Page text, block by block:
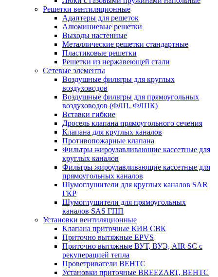
Решетки вентиляционные
Адаптеры для решеток
Алюминиевые решетки
Выходы настенные
Металлические решетки стандартные
Пластиковые решетки
Решетки из нержавеющей стали
Сетевые элементы
Воздушные фильтры для круглых
воздуховодов
Воздушные фильтры для прямоугольных
воздуховодов (ФЛП, ФЛПК)
Вставки гибкие
Дросель клапана прямоугольного сечения
Клапана для круглых каналов
Противопожарные клапана
Фильтры жироулавливающие кассетные для
круглых каналов
Фильтры жироулавливающие кассетные для
прямоугольных каналов
Шумоглушители для круглых каналов SAR
ГКР
Шумоглушители для прямоугольных
каналов SAS ГПП
Установки вентиляционные
Клапана приточные КИВ СВК
Приточно вытяжные EPVS
Приточно вытяжные ВУТ, ВУЭ, AIR SC с
рекуперацией тепла
Проветриватели ВЕНТС
Установки приточные BREEZART, ВЕНТС